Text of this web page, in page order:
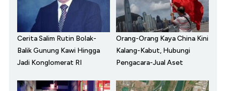
Cerita Salim Rutin Bolak-
Balik Gunung Kawi Hingga
Jadi Konglomerat RI
Orang-Orang Kaya China Kini
Kalang-Kabut, Hubungi
Pengacara-Jual Aset